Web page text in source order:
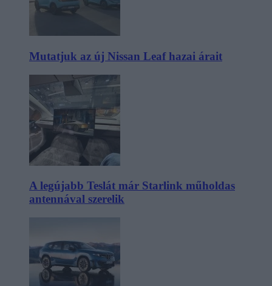
Mutatjuk az új Nissan Leaf hazai árait
A legújabb Teslát már Starlink műholdas
antennával szerelik